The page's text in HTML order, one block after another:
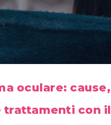
oculare: cause,
trattamenti con il